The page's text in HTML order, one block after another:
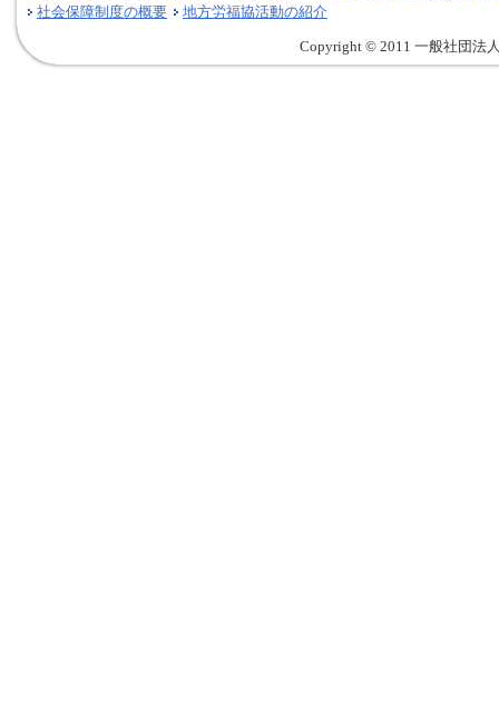
社会保障制度の概要
地方労福協活動の紹介
Copyright © 2011 一般社団法